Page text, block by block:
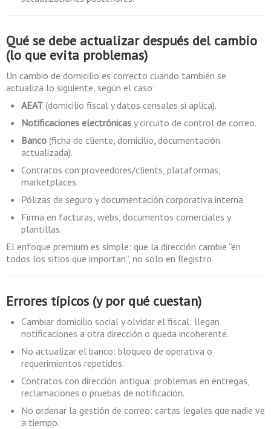
Qué se debe actualizar después del cambio
(lo que evita problemas)
Un cambio de domicilio es correcto cuando también se
actualiza lo siguiente, según el caso:
AEAT (domicilio fiscal y datos censales si aplica).
Notificaciones electrónicas y circuito de control de correo.
Banco (ficha de cliente, domicilio, documentación
actualizada).
Contratos con proveedores/clients, plataformas,
marketplaces.
Pólizas de seguro y documentación corporativa interna.
Firma en facturas, webs, documentos comerciales y
plantillas.
El enfoque premium es simple: que la dirección cambie “en
todos los sitios que importan”, no solo en Registro.
Errores típicos (y por qué cuestan)
Cambiar domicilio social y olvidar el fiscal: llegan
notificaciones a otra dirección o queda incoherente.
No actualizar el banco: bloqueo de operativa o
requerimientos repetidos.
Contratos con dirección antigua: problemas en entregas,
reclamaciones o pruebas de notificación.
No ordenar la gestión de correo: cartas legales que nadie ve
a tiempo.